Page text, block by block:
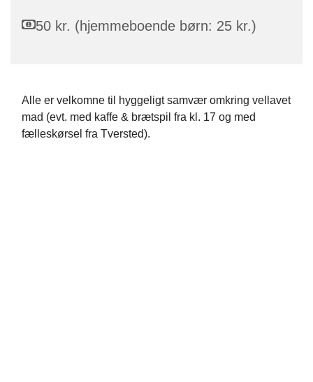
50 kr. (hjemmeboende børn: 25 kr.)
Alle er velkomne til hyggeligt samvær omkring vellavet
mad (evt. med kaffe & brætspil fra kl. 17 og med
fælleskørsel fra Tversted).